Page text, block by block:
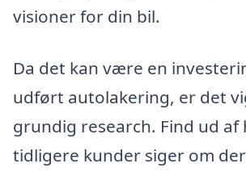
visioner for din bil.
Da det kan være en
udført autolakering, er det
grundig research. Find ud af
tidligere kunder siger om